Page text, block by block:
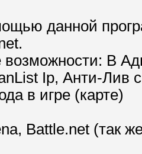
данной
В
Ip, Анти-Лив
в игре (карте)
Battle.net (так